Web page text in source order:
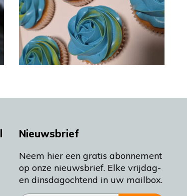
Nieuwsbrief
Neem hier een gratis abonnement
op onze nieuwsbrief. Elke vrijdag-
en dinsdagochtend in uw mailbox.